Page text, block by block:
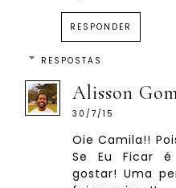
RESPONDER
RESPOSTAS
Alisson
30/7/15
Oie Camila!!
Se Eu Ficar
gostar! Uma